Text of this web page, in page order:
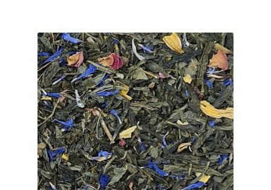
Autour de bébé à broder
Doudous à broder
Sacs et cartables à broder
Epicerie fine
Aide culinaire